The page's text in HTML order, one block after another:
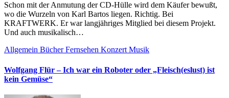
Schon mit der Anmutung der CD-Hülle wird dem Käufer bewußt,
wo die Wurzeln von Karl Bartos liegen. Richtig. Bei
KRAFTWERK. Er war langjähriges Mitglied bei diesem Projekt.
Und auch musikalisch…
Allgemein BücherFernsehen KonzertMusik
Wolfgang Flür – Ich war ein Roboter oder „Fleisch(eslust) ist
kein Gemüse“